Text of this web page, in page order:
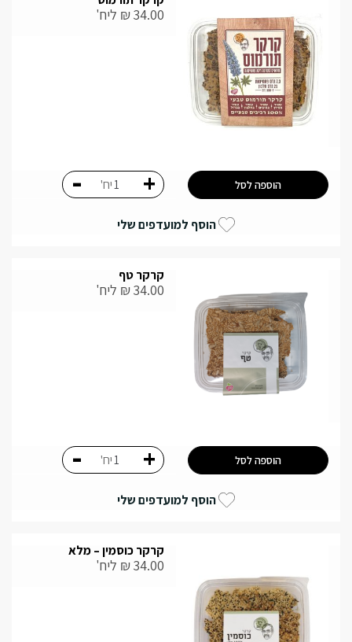
₪34.00 ליח'
+ יח' - הוספה לסל
הוסף למועדפים שלי
קרקר טף
₪34.00 ליח'
+ יח' - הוספה לסל
הוסף למועדפים שלי
קרקר כוסמין – מלא
₪34.00 ליח'